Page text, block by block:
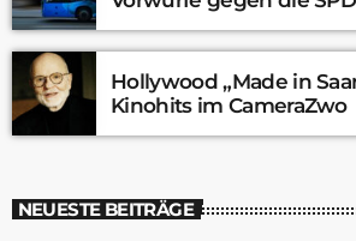
Hollywood „Made in
Kinohits im CameraZwo
NEUESTE BEITRÄGE